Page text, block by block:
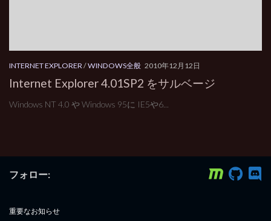
INTERNET EXPLORER/WINDOWS全般 2010年12月12日
Internet Explorer 4.01SP2 をサルベージ
Windows NT 4.0 や Windows 95に IE5や6...
フォロー:
重要なお知らせ